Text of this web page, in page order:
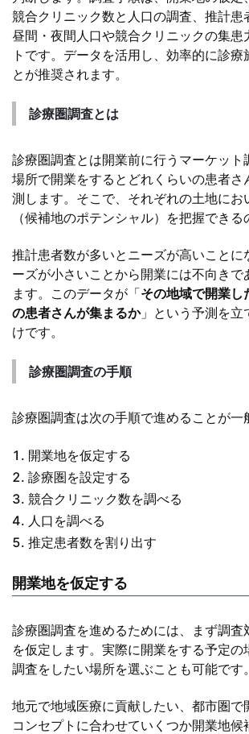
競合クリニック数と人口の調査、推計患
昼間・夜間人口や競合クリニックの集患
トです。データを活用し、効率的に診療
とが推奨されます。
診療圏調査とは
診療圏調査とは開業前に行うマーケット
場所で開業をするとどれくらいの患者さ
測します。そこで、それぞれの土地にお
（候補地のポテンシャル）を把握できる
推計患者数が多いとニーズが高いことに
ーズが小さいことから開業には不向きで
ます。このデータが「その地域で開業し
の患者さんが集まるか」という予測を立
けです。
診療圏調査の手順
診療圏調査は次の手順で進めることが一
開業地を仮定する
診療圏を設定する
競合クリニック数を調べる
人口を調べる
推定患者数を割り出す
開業地を仮定する
診療圏調査を進めるためには、まず調査
を仮定します。実際に開業をする予定の
調査をしたい場所を選ぶことも可能です。
地元で地域医療に貢献したい、都市圏で
コンセプトに合わせていくつか開業地候